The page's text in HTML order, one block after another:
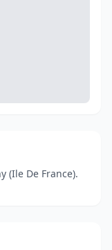
(Ile De France).